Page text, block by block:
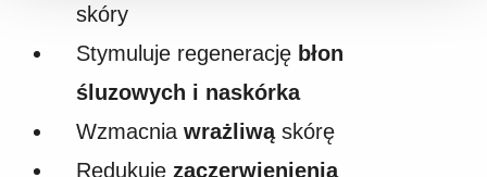
skóry
Stymuluje regenerację błon
śluzowych i naskórka
Wzmacnia wrażliwąskórę
Redukuje zaczerwienienia